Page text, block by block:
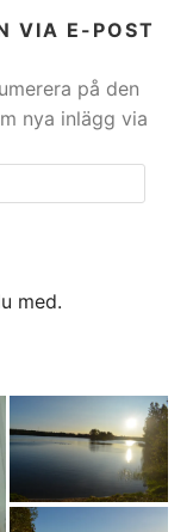
VIA E-POST
på den
nya inlägg via
med.